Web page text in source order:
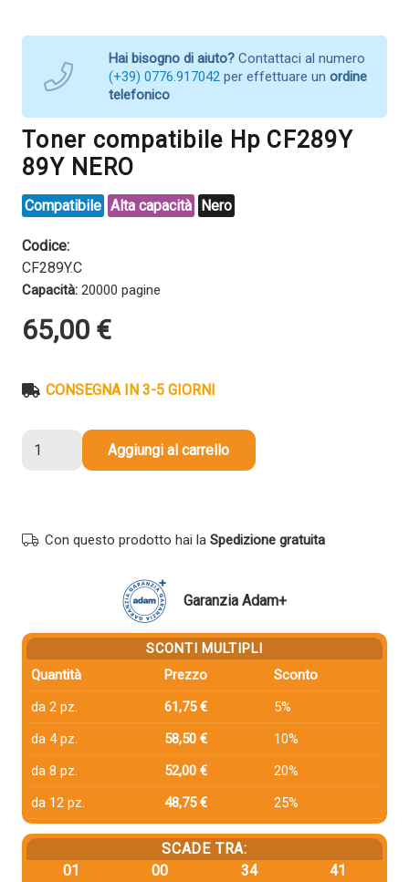
Hai bisogno di aiuto? Contattaci al numero
(+39) 0776.917042 per effettuare un ordine
telefonico
Toner compatibile Hp CF289Y
89Y NERO
Compatibile Alta capacità Nero
Codice:
CF289Y.C
Capacità: 20000 pagine
65,00 €
CONSEGNA IN 3-5 GIORNI
compatibile
NERO
Aggiungi al carrello
Con questo prodotto hai la Spedizione gratuita
Garanzia Adam+
SCONTI MULTIPLI
Quantità
Prezzo
Sconto
da 2 pz.
61,75 €
5%
da 4 pz.
58,50 €
10%
da 8 pz.
52,00 €
20%
da 12 pz.
48,75 € 25%
SCADE TRA:
01
00
34
41